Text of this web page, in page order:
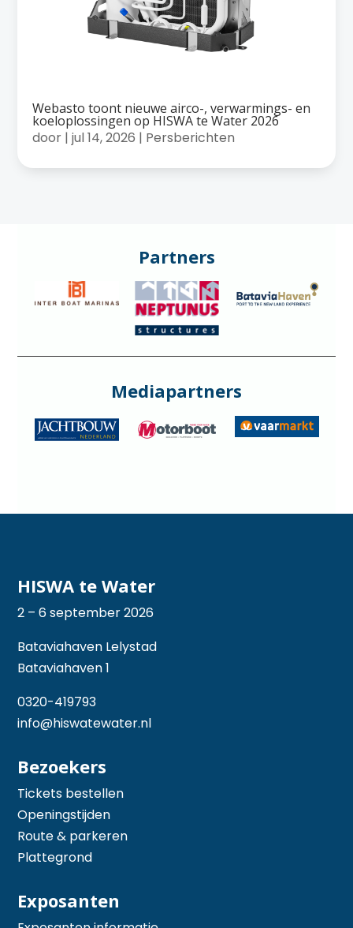
Webasto toont nieuwe airco-, verwarmings- en
koeloplossingen op HISWA te Water 2026
door |jul 14, 2026 | Persberichten
Partners
Mediapartners
HISWA te Water
2 – 6 september 2026
Bataviahaven Lelystad
Bataviahaven 1
0320-419793
info@hiswatewater.nl
Bezoekers
Tickets bestellen
Openingstijden
Route & parkeren
Plattegrond
Exposanten